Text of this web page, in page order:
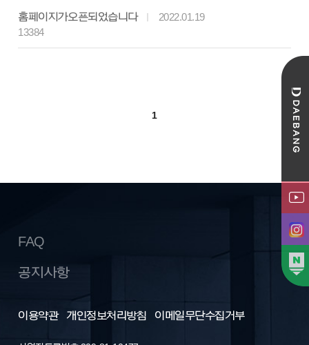
홈페이지가 오픈되었습니다
2022.01.19
13384
1
FAQ
공지사항
이용약관 개인정보처리방침 이메일무단수집거부